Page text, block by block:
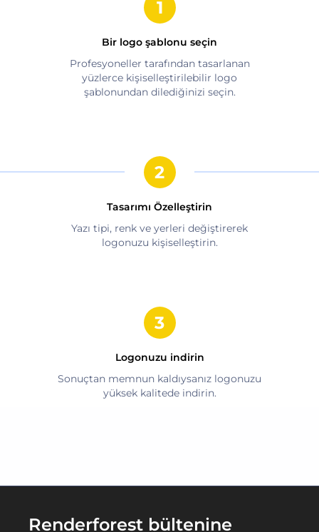
Bir logo şablonu seçin
Profesyoneller tarafından tasarlanan
yüzlerce kişiselleştirilebilir logo
şablonundan dilediğinizi seçin.
Tasarımı Özelleştirin
Yazı tipi, renk ve yerleri değiştirerek
logonuzu kişiselleştirin.
Logonuzu indirin
Sonuçtan memnun kaldıysanız logonuzu
yüksek kalitede indirin.
Renderforest bültenine